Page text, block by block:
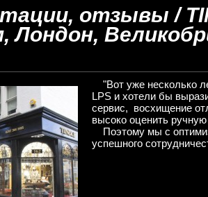
отзывы /
Лондон,
"Вот уже несколько
LPS и хотели бы
сервис, восхищение
высоко оценить
Поэтому мы с
успешного